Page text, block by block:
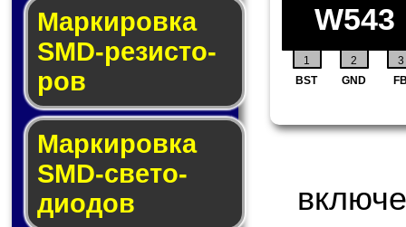
Маркировка
SMD-ре­зис­то­
ров
Маркировка
SMD-све­то­
дио­дов
1 2 3
BST GND
W543